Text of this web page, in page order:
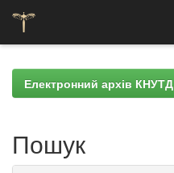
navigationЕлектронний архів КНУТД
Пошук